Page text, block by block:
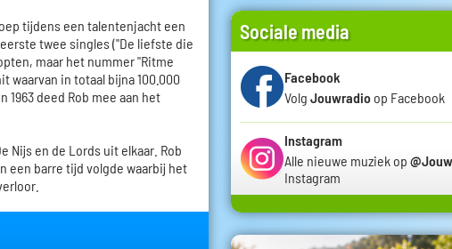
tijdens een talentenjacht een
twee singles ("De liefste die
maar het nummer "Ritme
waarvan in totaal bijna 100.000
deed Rob mee aan het
Nijs en de Lords uit elkaar. Rob
een barre tijd volgde waarbij het
Sociale media
Facebook
Volg Jouwradio op Facebook
Instagram
Alle nieuwe muziek op
Instagram